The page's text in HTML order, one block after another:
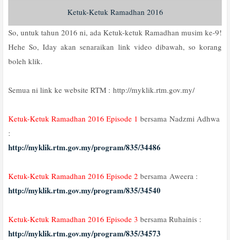
Ketuk-Ketuk Ramadhan 2016
So, untuk tahun 2016 ni, ada Ketuk-ketuk Ramadhan musim ke-9!
Hehe So, Iday akan senaraikan link video dibawah, so korang
boleh klik.
Semua ni link ke website RTM : http://myklik.rtm.gov.my/
Ketuk-Ketuk Ramadhan 2016 Episode 1 bersama Nadzmi Adhwa
:
http://myklik.rtm.gov.my/program/835/34486
Ketuk-Ketuk Ramadhan 2016 Episode 2 bersama Aweera :
http://myklik.rtm.gov.my/program/835/34540
Ketuk-Ketuk Ramadhan 2016 Episode 3 bersama Ruhainis :
http://myklik.rtm.gov.my/program/835/34573